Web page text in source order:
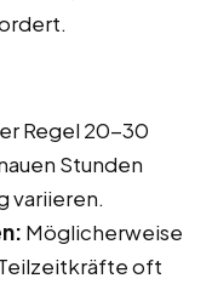
Regel 20-30
Stunden
variieren.
Möglicherweise
oft